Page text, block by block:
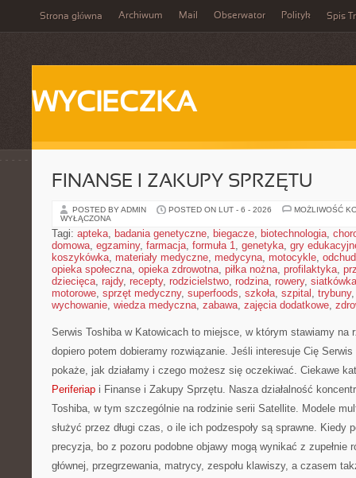
Strona główna Archiwum Mail Obserwator Polityk Spis
WYCIECZKA
FINANSE I ZAKUPY SPRZĘTU
POSTED BY ADMIN POSTED ON LUT - 6 - 2026
MOŻLIWOŚĆ
WYŁĄCZONA
Tagi: apteka, badania genetyczne, biegacze, biotechnologia,
domowa, egzaminy, farmacja, formuła 1, genetyka, gry
koszykówka, materiały medyczne, medycyna, motocykle,
opieka społeczna, opieka zdrowotna, piłka nożna, profilaktyka,
dziecięca, rajdy, recepty, rodzicielstwo, rodzina, rowery, siatkówka
motorowe, sprzęt medyczny, superfoods, szkoła, szpital , trybuny
wychowanie, wiedza medyczna, zabawa, zajęcia dodatkowe,
Serwis Toshiba w Katowicach to miejsce, w którym stawiamy na
dopiero potem dobieramy rozwiązanie. Jeśli interesuje Cię
pokaże, jak działamy i czego możesz się oczekiwać. Ciekawe
Periferiap i Finanse i Zakupy Sprzętu. Nasza działalność
Toshiba, w tym szczególnie na rodzinie serii Satellite. Modele
służyć przez długi czas, o ile ich podzespoły są sprawne. Kiedy
precyzja, bo z pozoru podobne objawy mogą wynikać z zupełnie
głównej, przegrzewania, matrycy, zespołu klawiszy, a czasem